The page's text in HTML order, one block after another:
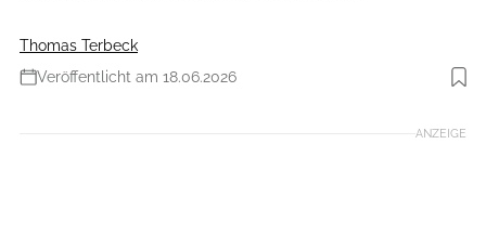
Thomas Terbeck
Veröffentlicht am 18.06.2026
Foto: Canyon
ANZEIGE